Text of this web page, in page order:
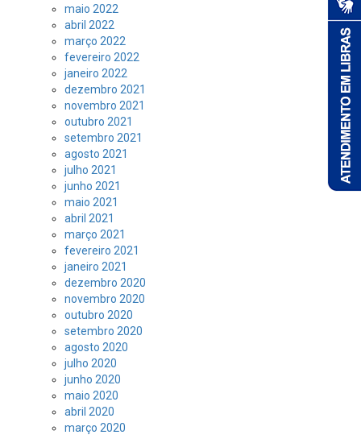
maio 2022
abril 2022
março 2022
fevereiro 2022
janeiro 2022
dezembro 2021
novembro 2021
outubro 2021
setembro 2021
agosto 2021
julho 2021
junho 2021
maio 2021
abril 2021
março 2021
fevereiro 2021
janeiro 2021
dezembro 2020
novembro 2020
outubro 2020
setembro 2020
agosto 2020
julho 2020
junho 2020
maio 2020
abril 2020
março 2020